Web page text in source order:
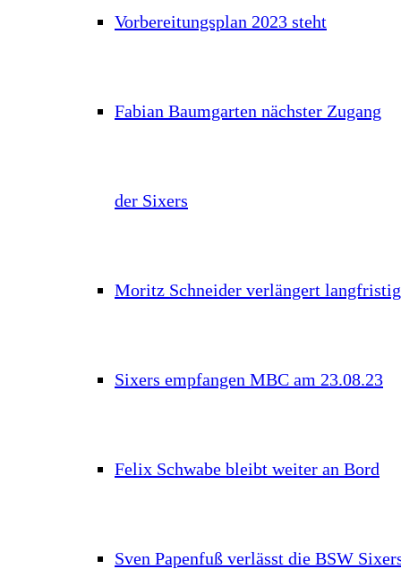
Vorbereitungsplan 2023 steht
Fabian Baumgarten nächster Zugang
der Sixers
Moritz Schneider verlängert langfristig
Sixers empfangen MBC am 23.08.23
Felix Schwabe bleibt weiter an Bord
Sven Papenfuß verlässt die BSW